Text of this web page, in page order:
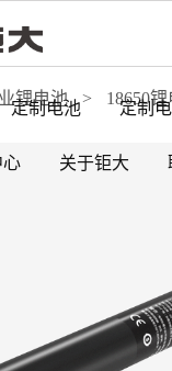
定制电池 定制
心 关于钜大
锂电池 > 18650